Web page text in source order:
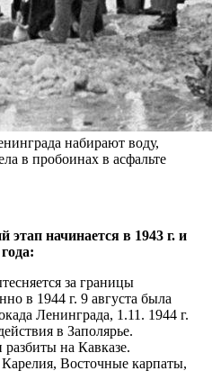
набирают воду,
в пробоинах в асфальте
этап начинается в 1943 г. и
за границы
в 1944 г. 9 августа была
Ленинграда, 1.11. 1944 г.
в Заполярье.
на Кавказе.
Восточные карпаты,